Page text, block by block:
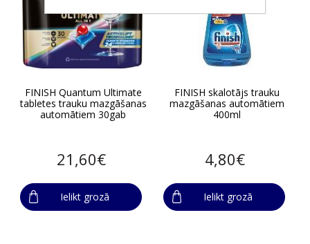
FINISH Quantum Ultimate
tabletes trauku mazgāšanas
automātiem 30gab
21,60€
Ielikt grozā
FINISH skalotājs trauku
mazgāšanas automātiem
400ml
4,80€
Ielikt grozā